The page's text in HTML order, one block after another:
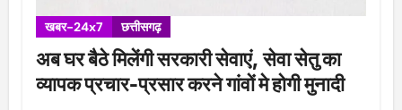
खबर-24x7 छत्तीसगढ़
अब घर बैठे मिलेंगी सरकारी सेवाएं, सेवा सेतु का
व्यापक प्रचार-प्रसार करने गांवों मे होगी मुनादी